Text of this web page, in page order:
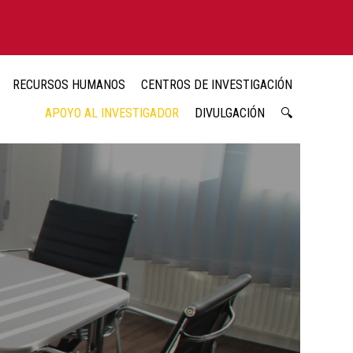
RECURSOS HUMANOS
CENTROS DE INVESTIGACIÓN
APOYO AL INVESTIGADOR
DIVULGACIÓN 🔍